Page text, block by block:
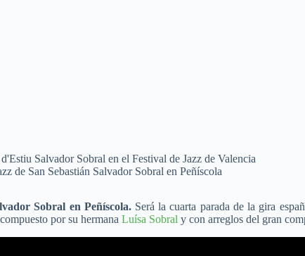
Sobral en Peñíscola.Será la cuarta parada de la gira
compuesto por su hermana Luísa Sobral y con arreglos del gran